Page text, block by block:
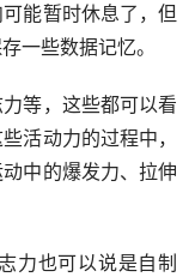
能暂时休息了，但
一些数据记忆。
等，这些都可以看
活动力的过程中，
中的爆发力、拉伸
力也可以说是自制